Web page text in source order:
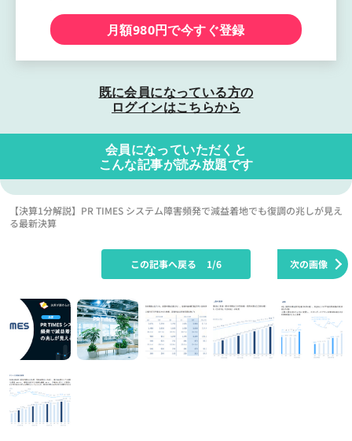
月額980円で今すぐ登録
既に会員になっている方の
ログインはこちらから
会員になっていただくと
こんな記事が読み放題です
【決算1分解説】PR TIMES システム障害頻発で減益着地でも復調の兆しが見え
る最新決算
次の画像
この記事へ戻る 1/6